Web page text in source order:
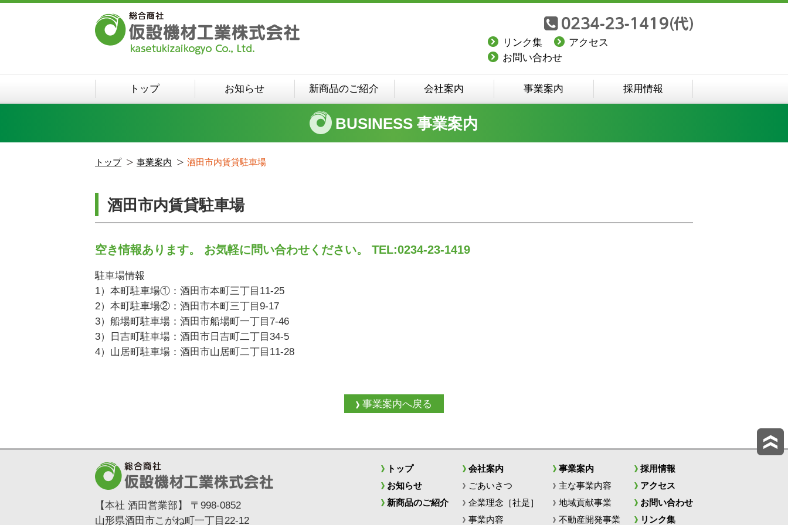
リンク集
アクセス
お問い合わせ
トップ お知らせ 新商品のご紹介 会社案内 事業案内 採用情報
BUSINESS 事業案内
トップ 事業案内 酒田市内賃貸駐車場
酒田市内賃貸駐車場
空き情報あります。 お気軽に問い合わせください。 TEL:0234-23-1419
駐車場情報
1）本町駐車場①：酒田市本町三丁目11-25
2）本町駐車場②：酒田市本町三丁目9-17
3）船場町駐車場：酒田市船場町一丁目7-46
3）日吉町駐車場：酒田市日吉町二丁目34-5
4）山居町駐車場：酒田市山居町二丁目11-28
事業案内へ戻る
【本社 酒田営業部】 〒998-0852
山形県酒田市こがね町一丁目22-12
トップ
お知らせ
新商品のご紹介
会社案内
ごあいさつ
企業理念［社是］
事業内容
事業案内
主な事業内容
地域貢献事業
不動産開発事業
採用情報
アクセス
お問い合わせ
リンク集